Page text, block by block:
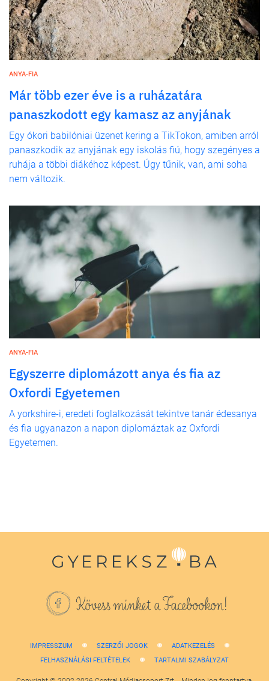
ANYA-FIA
Már több ezer éve is a ruházatára
panaszkodott egy kamasz az anyjának
Egy ókori babilóniai üzenet kering a TikTokon, amiben arról
panaszkodik az anyjának egy iskolás fiú, hogy szegényes a
ruhája a többi diákéhoz képest. Úgy tűnik, van, ami soha
nem változik.
ANYA-FIA
Egyszerre diplomázott anya és fia az
Oxfordi Egyetemen
A yorkshire-i, eredeti foglalkozását tekintve tanár édesanya
és fia ugyanazon a napon diplomáztak az Oxfordi
Egyetemen.
Kövess minket a Facebookon!
IMPRESSZUM SZERZŐI JOGOK
ADATKEZELÉS
FELHASZNÁLÁSI FELTÉTELEK
TARTALMI SZABÁLYZAT